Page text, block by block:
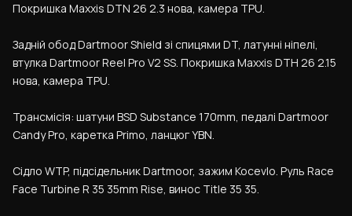
Покришка Maxxis DTN 26 2.3 нова, камера TPU.
Задній обод Dartmoor Shield зі спицями DT, латунні ніпелі,
втулка Dartmoor Reel Pro V2 SS. Покришка Maxxis DTH 26 2.15
нова, камера TPU.
Трансмісія: шатуни BSD Substance 170mm, педалі Dartmoor
Candy Pro, каретка Primo, ланцюг YBN.
Сідло WTP, підсідельник Dartmoor, зажим Kocevlo. Руль Race
Face Turbine R 35 35mm Rise, винос Title 35 35.